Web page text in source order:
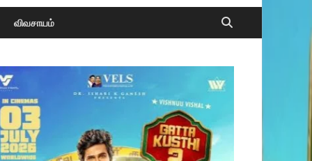
விவசாயம்